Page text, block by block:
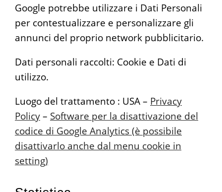
Google potrebbe utilizzare i Dati Personali
per contestualizzare e personalizzare gli
annunci del proprio network pubblicitario.
Dati personali raccolti: Cookie e Dati di
utilizzo.
Luogo del trattamento : USA – Privacy
Policy– Software per la disattivazione del
codice di Google Analytics (è possibile
disattivarlo anche dal menu cookie in
setting)